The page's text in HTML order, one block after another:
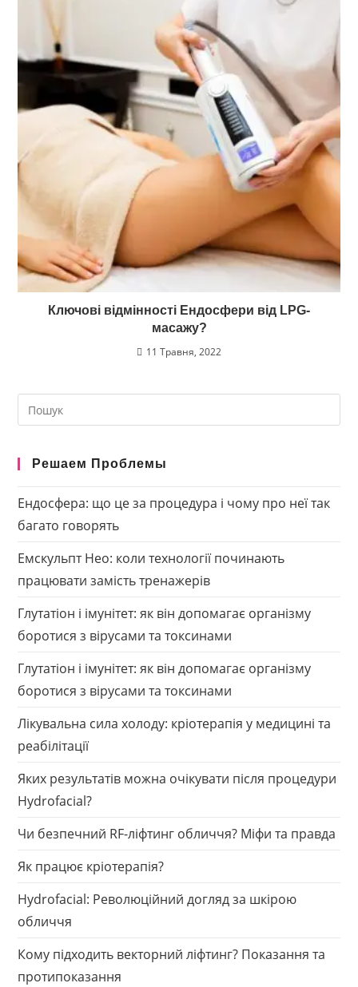
Ключові відмінності Ендосфери від LPG-
масажу?
11 Травня, 2022
Search
this
Решаем Проблемы
Ендосфера: що це за процедура і чому про неї так
багато говорять
Емскульпт Нео: коли технології починають
працювати замість тренажерів
Глутатіон і імунітет: як він допомагає організму
боротися з вірусами та токсинами
Глутатіон і імунітет: як він допомагає організму
боротися з вірусами та токсинами
Лікувальна сила холоду: кріотерапія у медицині та
реабілітації
Яких результатів можна очікувати після процедури
Hydrofacial?
Чи безпечний RF-ліфтинг обличчя? Міфи та правда
Як працює кріотерапія?
Hydrofacial: Революційний догляд за шкірою
обличчя
Кому підходить векторний ліфтинг? Показання та
протипоказання